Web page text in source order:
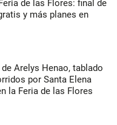
de las Flores: final de
y más planes en
Arelys Henao, tablado
por Santa Elena
la Feria de las Flores